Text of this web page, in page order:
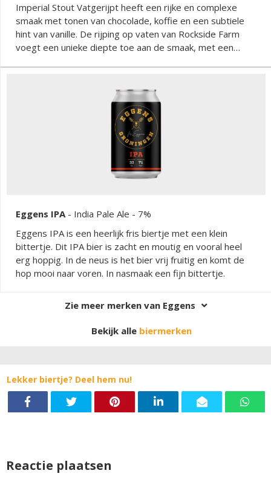
Imperial Stout Vatgerijpt heeft een rijke en complexe
smaak met tonen van chocolade, koffie en een subtiele
hint van vanille. De rijping op vaten van Rockside Farm
voegt een unieke diepte toe aan de smaak, met een
en bitterheid, waardoor het een genot is voor
liefhebbers van stout bier.
Eggens IPA - India Pale Ale - 7%
Eggens IPA is een heerlijk fris biertje met een klein
bittertje. Dit IPA bier is zacht en moutig en vooral heel
erg hoppig. In de neus is het bier vrij fruitig en komt de
hop mooi naar voren. In nasmaak een fijn bittertje.
Zie meer merken van Eggens
Bekijk alle biermerken
Lekker biertje? Deel hem nu!
Reactie plaatsen